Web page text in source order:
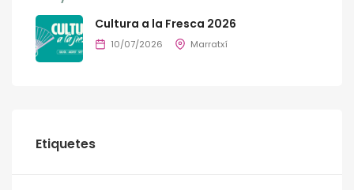
Cultura a la Fresca 2026
10/07/2026 Marratxí
Etiquetes